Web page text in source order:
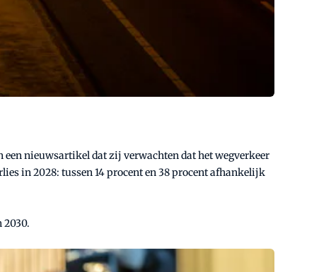
nieuwsartikel dat zij verwachten dat het wegverkeer
in 2028: tussen 14 procent en 38 procent afhankelijk
2030.